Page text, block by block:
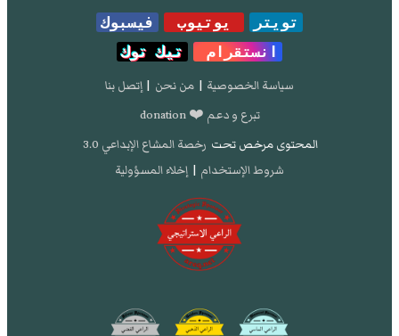
تويتر يوتيوب
فيسبوك
انستقرام
تيك توك
سياسة الخصوصية | من نحن | إتصل بنا
تبرع و دعم ❤️ donation
المحتوى مرخص تحت رخصة المشاع الإبداعي 3.0
شروط الإستخدام | إخلاء المسؤولية